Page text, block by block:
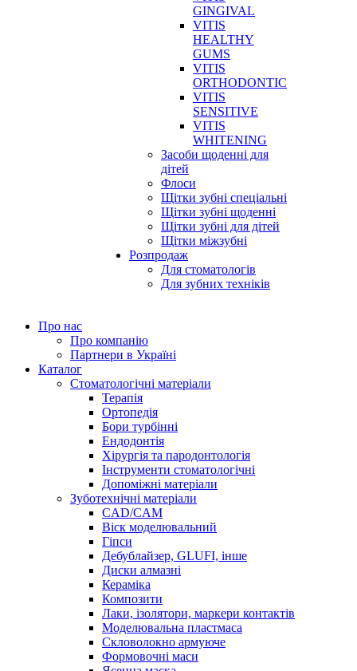
GINGIVAL
VITIS
HEALTHY
GUMS
VITIS
ORTHODONTIC
VITIS
SENSITIVE
VITIS
WHITENING
Засоби щоденні для
дітей
Флоси
Щітки зубні спеціальні
Щітки зубні щоденні
Щітки зубні для дітей
Щітки міжзубні
Розпродаж
Для стоматологів
Для зубних техніків
Про нас
Про компанію
Партнери в Україні
Каталог
Стоматологічні матеріали
Терапія
Ортопедія
Бори турбінні
Ендодонтія
Хірургія та пародонтологія
Інструменти стоматологічні
Допоміжні матеріали
Зуботехнічні матеріали
CAD/CAM
Віск моделювальний
Гіпси
Дебублайзер, GLUFI, інше
Диски алмазні
Кераміка
Композити
Лаки, ізолятори, маркери контактів
Моделювальна пластмаса
Скловолокно армуюче
Формовочні маси